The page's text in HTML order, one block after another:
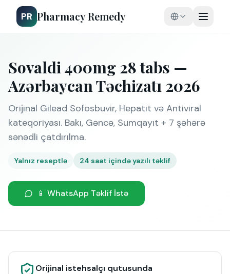
PR Pharmacy Remedy
Sovaldi 400mg 28 tabs —
Azərbaycan Təchizatı 2026
Orijinal Gilead Sofosbuvir, Hepatit və Antiviral
kateqoriyası. Bakı, Gəncə, Sumqayıt + 7 şəhərə
sənədli çatdırılma.
Yalnız reseptlə 24 saat içində yazılı təklif
📱 WhatsApp Təklif İstə
Orijinal istehsalçı qutusunda